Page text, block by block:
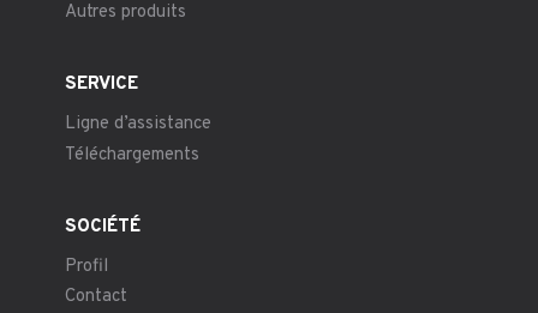
Autres produits
SERVICE
Ligne d’assistance
Téléchargements
SOCIÉTÉ
Profil
Contact